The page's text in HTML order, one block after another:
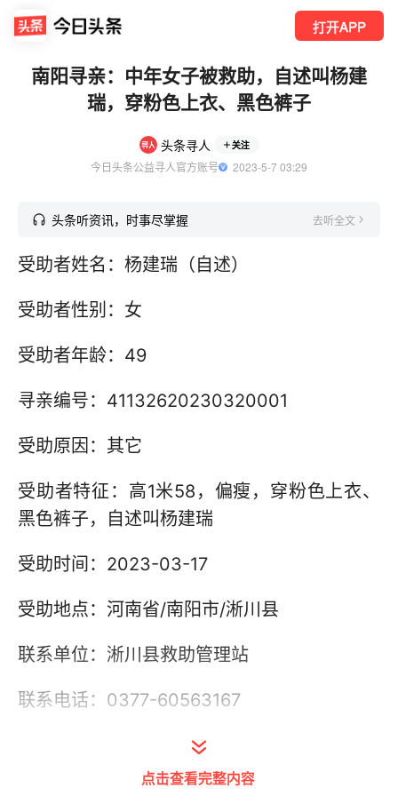
打开APP
南阳寻亲：中年女子被救助，自述叫杨建
瑞，穿粉色上衣、黑色裤子
头条寻人 关注
今日头条公益寻人官方账号
  2023-5-7 03:29
头条听资讯，时事尽掌握 去听全文
受助者姓名：杨建瑞（自述）
受助者性别：女
受助者年龄：49
寻亲编号：41132620230320001
受助原因：其它
受助者特征：高1米58，偏瘦，穿粉色上衣、
黑色裤子，自述叫杨建瑞
受助时间：2023-03-17
受助地点：河南省/南阳市/淅川县
联系单位：淅川县救助管理站
联系电话：0377-60563167
点击查看完整内容